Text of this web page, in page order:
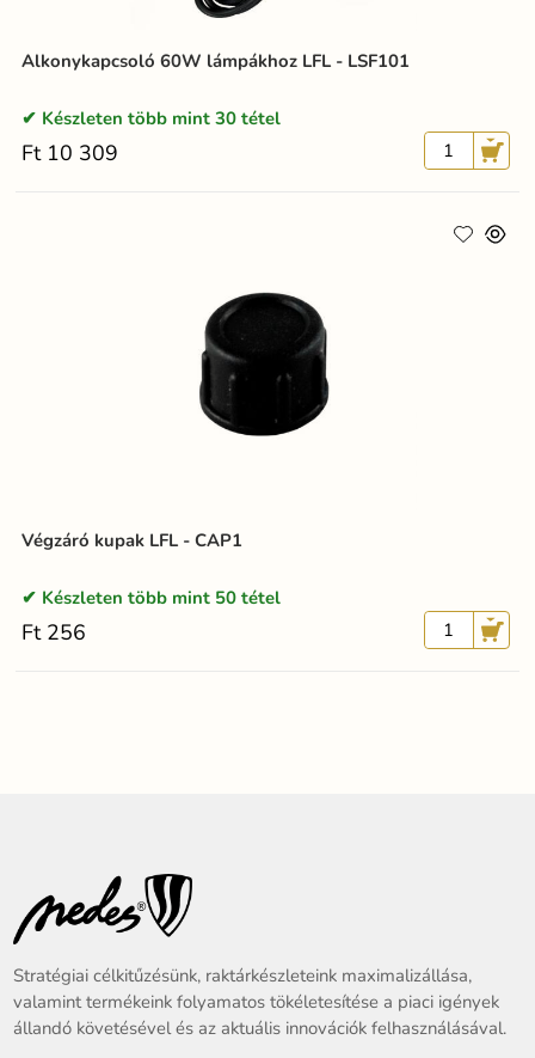
Alkonykapcsoló 60W lámpákhoz LFL - LSF101
Készleten több mint 30 tétel
Ft 10 309
Végzáró kupak LFL - CAP1
Készleten több mint 50 tétel
Ft 256
Stratégiai célkitűzésünk, raktárkészleteink maximalizállása,
valamint termékeink folyamatos tökéletesítése a piaci igények
állandó követésével és az aktuális innovációk felhasználásával.